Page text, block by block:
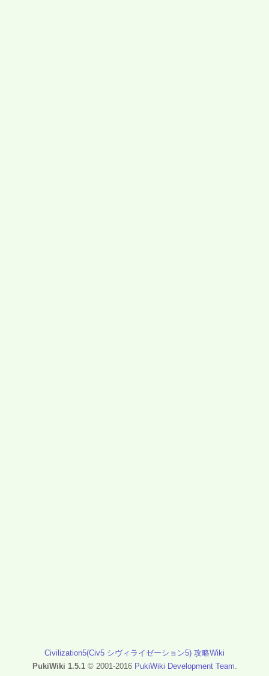
Civilization5(Civ5 シヴィライゼーション5) 攻略Wiki
PukiWiki 1.5.1© 2001-2016 PukiWiki Development Team.